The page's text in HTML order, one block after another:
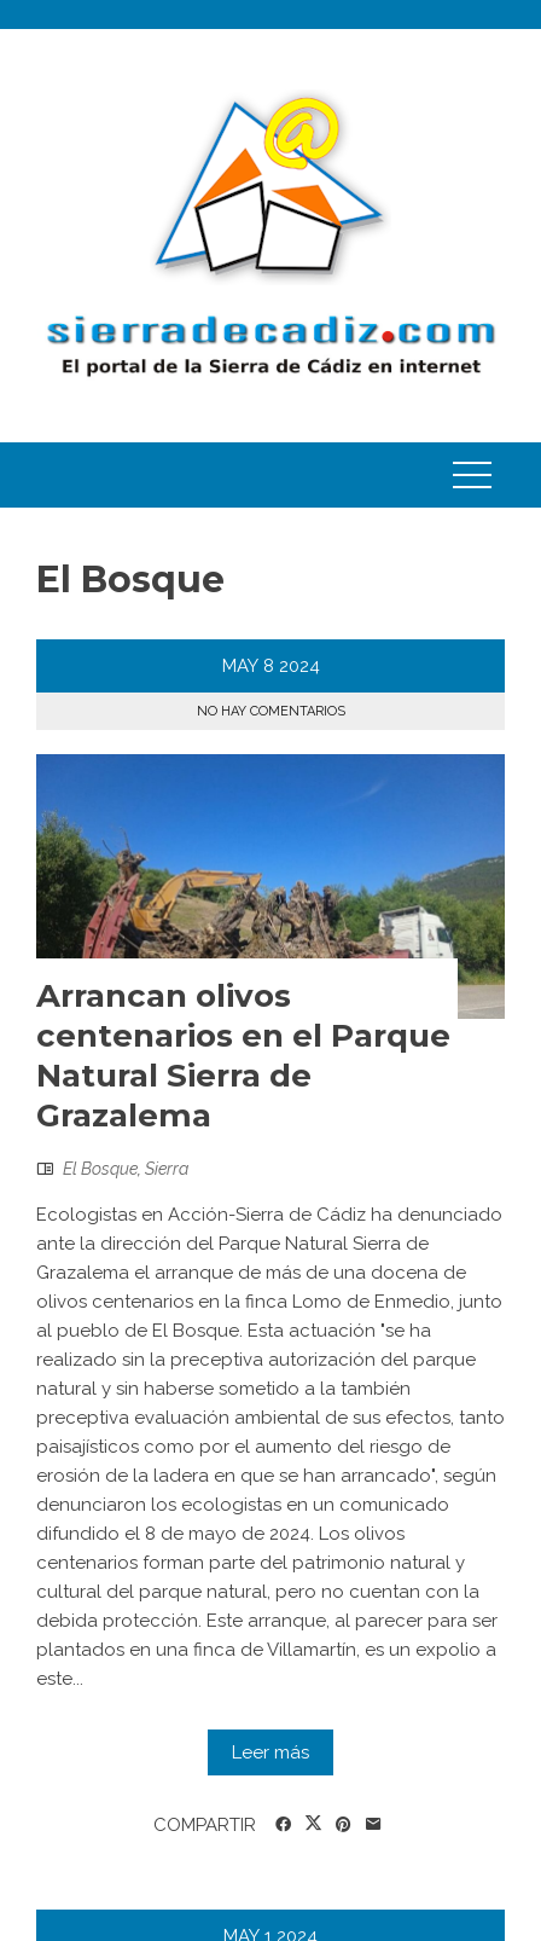
El Bosque
MAY 8 2024
NO HAY COMENTARIOS
Arrancan olivos
centenarios en el Parque
Natural Sierra de
Grazalema
El Bosque, Sierra
Ecologistas en Acción-Sierra de Cádiz ha denunciado
ante la dirección del Parque Natural Sierra de
Grazalema el arranque de más de una docena de
olivos centenarios en la finca Lomo de Enmedio, junto
al pueblo de El Bosque. Esta actuación "se ha
realizado sin la preceptiva autorización del parque
natural y sin haberse sometido a la también
preceptiva evaluación ambiental de sus efectos, tanto
paisajísticos como por el aumento del riesgo de
erosión de la ladera en que se han arrancado", según
denunciaron los ecologistas en un comunicado
difundido el 8 de mayo de 2024. Los olivos
centenarios forman parte del patrimonio natural y
cultural del parque natural, pero no cuentan con la
debida protección. Este arranque, al parecer para ser
plantados en una finca de Villamartín, es un expolio a
este...
Leer más
COMPARTIR
MAY 1 2024